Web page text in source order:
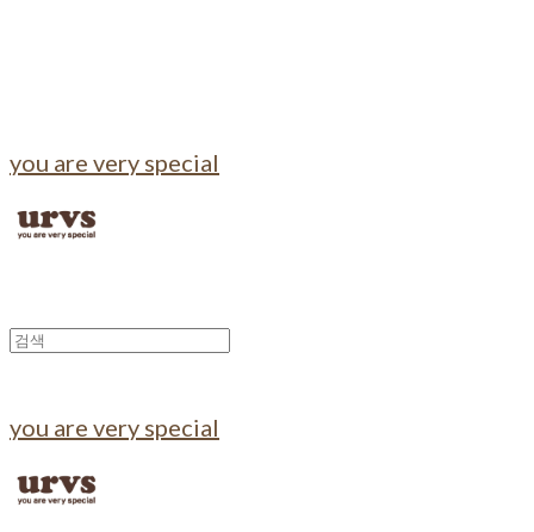
you are very special
you are very special